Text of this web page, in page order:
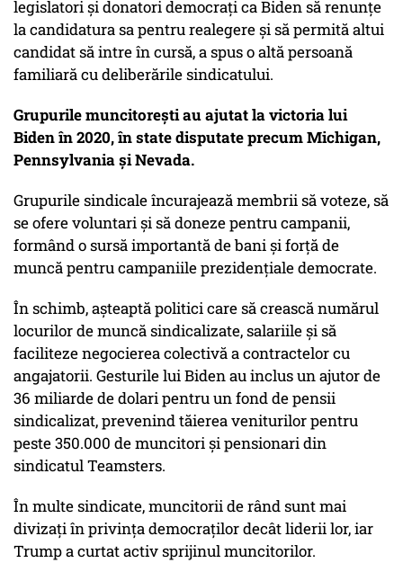
legislatori și donatori democrați ca Biden să renunțe
la candidatura sa pentru realegere și să permită altui
candidat să intre în cursă, a spus o altă persoană
familiară cu deliberările sindicatului.
Grupurile muncitorești au ajutat la victoria lui
Biden în 2020, în state disputate precum Michigan,
Pennsylvania și Nevada.
Grupurile sindicale încurajează membrii să voteze, să
se ofere voluntari și să doneze pentru campanii,
formând o sursă importantă de bani și forță de
muncă pentru campaniile prezidențiale democrate.
În schimb, așteaptă politici care să crească numărul
locurilor de muncă sindicalizate, salariile și să
faciliteze negocierea colectivă a contractelor cu
angajatorii. Gesturile lui Biden au inclus un ajutor de
36 miliarde de dolari pentru un fond de pensii
sindicalizat, prevenind tăierea veniturilor pentru
peste 350.000 de muncitori și pensionari din
sindicatul Teamsters.
În multe sindicate, muncitorii de rând sunt mai
divizați în privința democraților decât liderii lor, iar
Trump a curtat activ sprijinul muncitorilor.